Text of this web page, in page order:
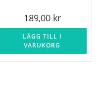
189,00 kr
LÄGG TILL I
VARUKORG